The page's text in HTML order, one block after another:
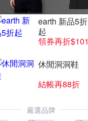
寵物飼料夜殺優惠🌙
滿$999折$50
earth 新品5折
起
領券再折$101
休閒洞洞鞋
結帳再88折
嚴選品牌